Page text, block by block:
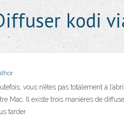
kodi
vous n’êtes pas totalement à
Mac. Il existe trois manières de
tarder